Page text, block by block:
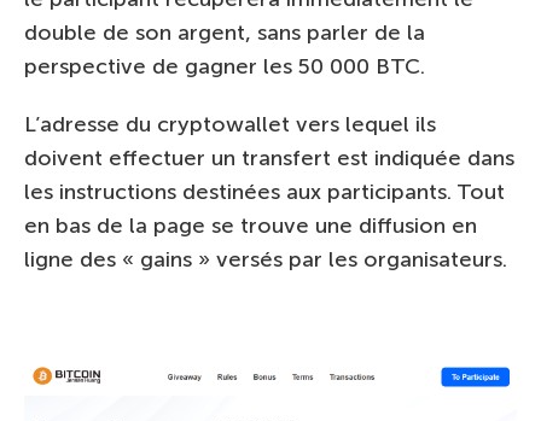
double de son argent, sans parler de la
perspective de gagner les 50 000 BTC.
L’adresse du cryptowallet vers lequel ils
doivent effectuer un transfert est indiquée dans
les instructions destinées aux participants. Tout
en bas de la page se trouve une diffusion en
ligne des « gains » versés par les organisateurs.